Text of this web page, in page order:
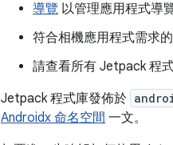
導覽 以管理應用程式導
符合相機應用程式需求的
請查看所有 Jetpack 程
Jetpack 程式庫發佈於
Androidx 命名空間 一文。